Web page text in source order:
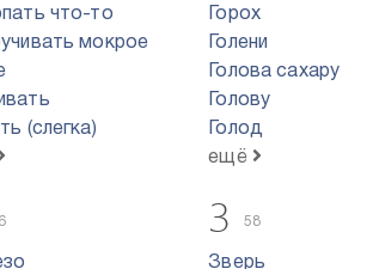
что-то
мокрое
(слегка)
Горох
Голени
Голова сахару
Голову
Голод
ещё
З 58
Зверь